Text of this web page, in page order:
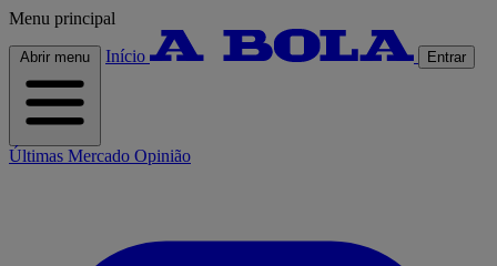
Menu principal
Abrir menu Início Entrar
Últimas Mercado Opinião